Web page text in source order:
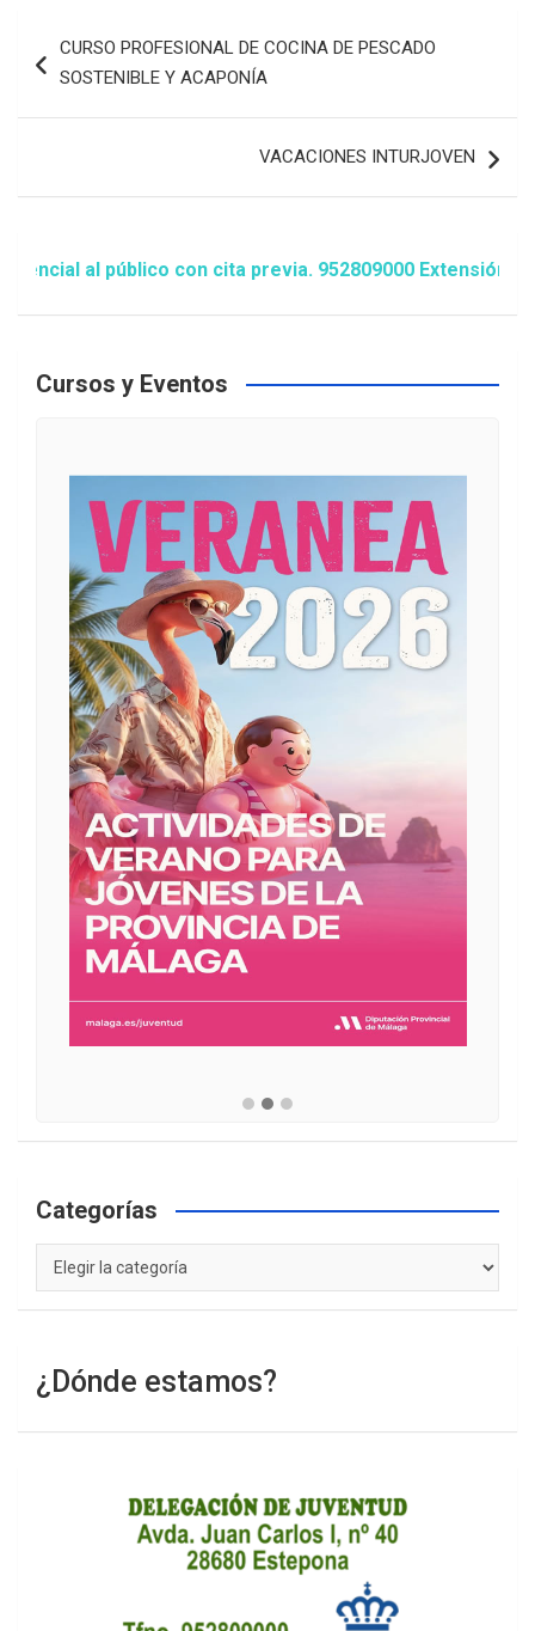
de
CURSO PROFESIONAL DE COCINA DE PESCADO
SOSTENIBLE Y ACAPONÍA
VACACIONES INTURJOVEN
al público con cita previa. 952809000 Extensión 1481/
Cursos y Eventos
Categorías
Categorías
¿Dónde estamos?